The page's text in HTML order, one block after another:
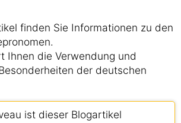
finden Sie Informationen zu den
Ihnen die Verwendung und
der deutschen
ist dieser Blogartikel